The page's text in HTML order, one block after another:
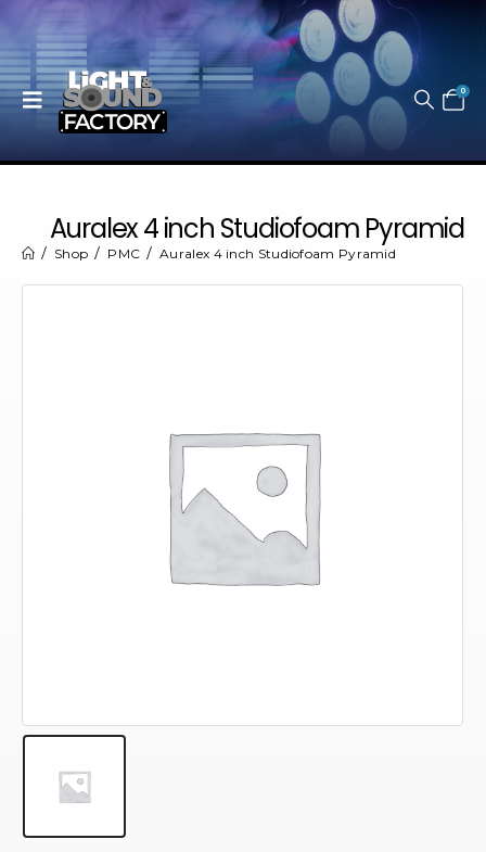
0
Auralex 4 inch Studiofoam Pyramid
Shop PMC Auralex 4 inch Studiofoam Pyramid